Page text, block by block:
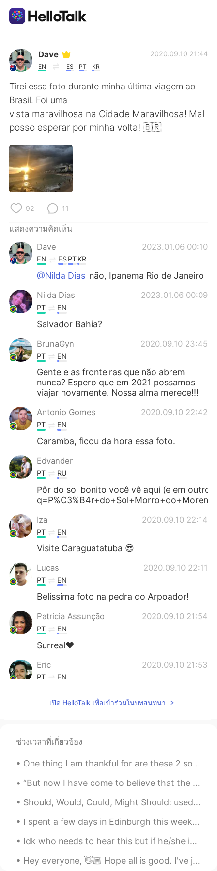
แอปแลกเปลี่ยนทางภาษา
AI Grammar Checker
ไทย
English
繁體中文
한국어
Indonesia
Türkçe
Dave
EN ES PT KR
2020.09.10 21:44
Tirei essa foto durante minha última viagem ao
Brasil. Foi uma
vista maravilhosa na Cidade Maravilhosa! Mal
posso esperar por minha volta! 🇧🇷
92 11
แสดงความคิดเห็น
Dave
2023.01.06 00:10
EN ESPTKR
@Nilda Dias não, Ipanema Rio de Janeiro
Nilda Dias 2023.01.06 00:09
PT EN
Salvador Bahia?
BrunaGyn 2020.09.10 23:45
PT EN
Gente e as fronteiras que não abrem
nunca? Espero que em 2021 possamos
viajar novamente. Nossa alma merece!!!
Antonio Gomes 2020.09.10 22:42
PT EN
Caramba, ficou da hora essa foto.
Edvander
PT RU
Pôr do sol bonito você vê aqui (e em
Iza 2020.09.10 22:14
PT EN
Visite Caraguatatuba 😎
Lucas 2020.09.10 22:11
PT EN
Belíssima foto na pedra do Arpoador!
Patricia Assunção 2020.09.10 21:54
PT EN
Surreal❤
Eric 2020.09.10 21:53
PT EN
Florianópolis e Balneário Camboriú,
brubs
PT EN
Será sempre bem vindo! ❤😍
เปิด HelloTalk เพื่อเข้าร่วมในบทสนทนา
ช่วงเวลาที่เกี่ยวข้อง
One thing I am thankful for are these 2 souls... ❤️ Probably the purest form of love that I will ...
“But now I have come to believe that the whole world is an enigma, a harmless enigma that is made...
Should, Would, Could, Might Should: used when suggesting something is the better alternative. I...
I spent a few days in Edinburgh this week. We did lots of walking and ate a lot of haggis. A ve...
Idk who needs to hear this but if he/she is not giving you the same energy - time to move on Pos...
Hey everyone, 👋🏼 Hope all is good. I've just read another poem and recorded it, you can respond ...